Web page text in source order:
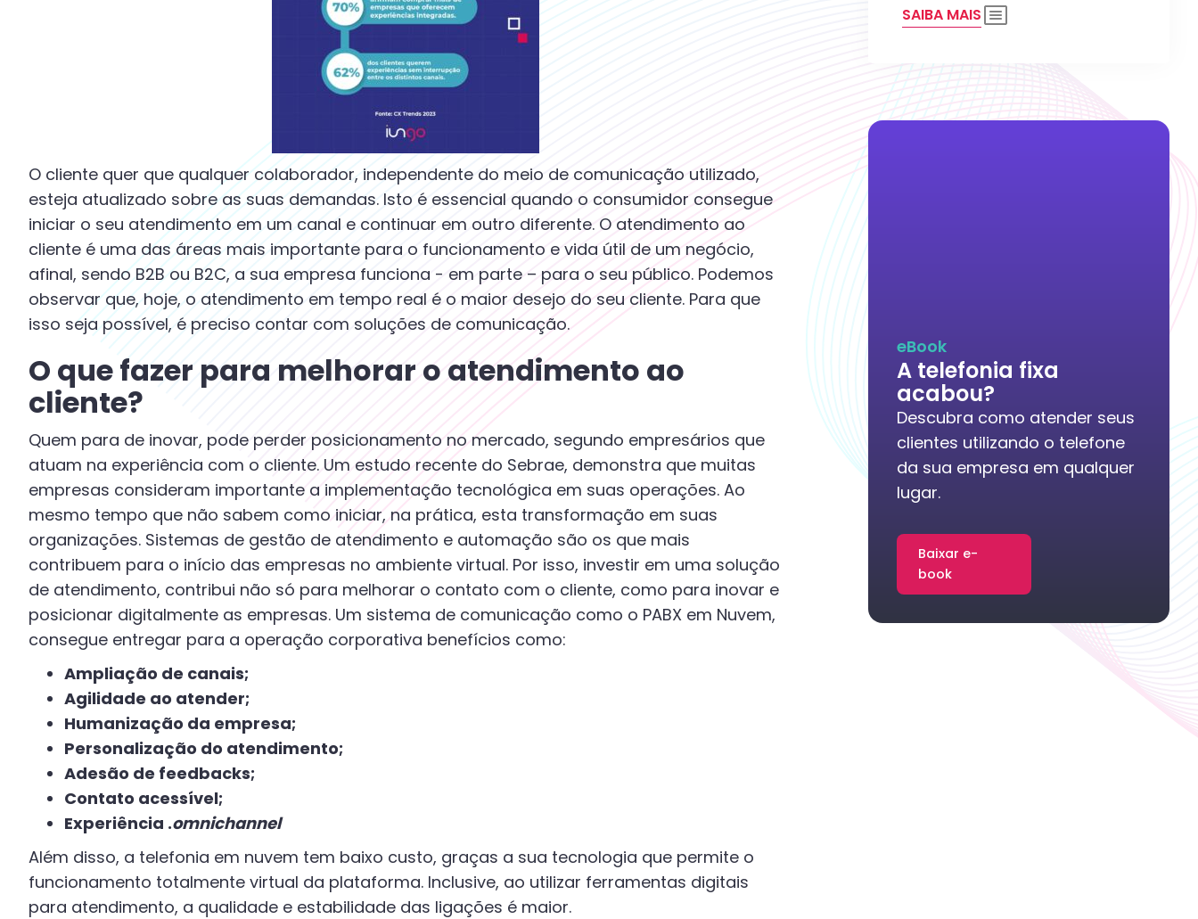
O cliente quer que qualquer colaborador, independente do meio de comunicação utilizado,
esteja atualizado sobre as suas demandas. Isto é essencial quando o consumidor consegue
iniciar o seu atendimento em um canal e continuar em outro diferente. O atendimento ao
cliente é uma das áreas mais importante para o funcionamento e vida útil de um negócio,
afinal, sendo B2B ou B2C, a sua empresa funciona - em parte – para o seu público. Podemos
observar que, hoje, o atendimento em tempo real é o maior desejo do seu cliente. Para que
isso seja possível, é preciso contar com soluções de comunicação.
O que fazer para melhorar o atendimento ao
cliente?
Quem para de inovar, pode perder posicionamento no mercado, segundo empresários que
atuam na experiência com o cliente. Um estudo recente do Sebrae, demonstra que muitas
empresas consideram importante a implementação tecnológica em suas operações. Ao
mesmo tempo que não sabem como iniciar, na prática, esta transformação em suas
organizações. Sistemas de gestão de atendimento e automação são os que mais
contribuem para o início das empresas no ambiente virtual. Por isso, investir em uma solução
de atendimento, contribui não só para melhorar o contato com o cliente, como para inovar e
posicionar digitalmente as empresas. Um sistema de comunicação como o PABX em Nuvem,
consegue entregar para a operação corporativa benefícios como:
Ampliação de canais;
Agilidade ao atender;
Humanização da empresa;
Personalização do atendimento;
Adesão de feedbacks;
Contato acessível;
Experiência .omnichannel
Além disso, a telefonia em nuvem tem baixo custo, graças a sua tecnologia que permite o
funcionamento totalmente virtual da plataforma. Inclusive, ao utilizar ferramentas digitais
para atendimento, a qualidade e estabilidade das ligações é maior.
SAIBA MAIS
eBook
A telefonia fixa
acabou?
Descubra como atender seus
clientes utilizando o telefone
da sua empresa em qualquer
lugar.
Baixar e-
book